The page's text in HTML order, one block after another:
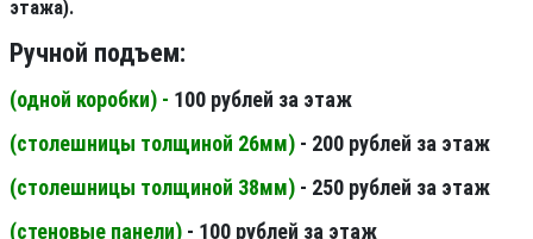
этажа).
Ручной подъем:
(одной коробки) - 100 рублей за этаж
(столешницы толщиной 26мм) - 200 рублей за этаж
(столешницы толщиной 38мм) - 250 рублей за этаж
(стеновые панели) - 100 рублей за этаж